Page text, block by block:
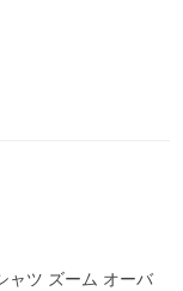
ャツ ズーム オーバ